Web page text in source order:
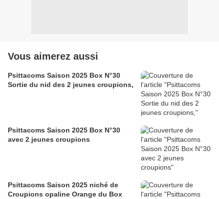
Vous aimerez aussi
Psittacoms Saison 2025 Box N°30
Sortie du nid des 2 jeunes croupions,
Psittacoms Saison 2025 Box N°30
avec 2 jeunes croupions
Psittacoms Saison 2025 niché de
Croupions opaline Orange du Box